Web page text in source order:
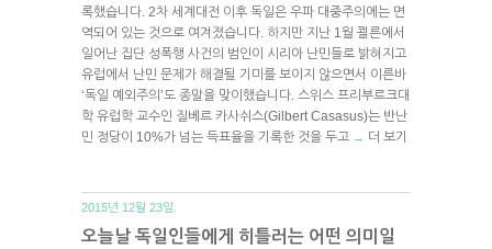
록했습니다. 2차 세계대전 이후 독일은 우파 대중주의에는 면
역되어 있는 것으로 여겨졌습니다. 하지만 지난 1월 쾰른에서
일어난 집단 성폭행 사건의 범인이 시리아 난민들로 밝혀지고
유럽에서 난민 문제가 해결될 기미를 보이지 않으면서 이른바
‘독일 예외주의’도 종말을 맞이했습니다. 스위스 프리부르크대
학 유럽학 교수인 질베르 카사쉬스(Gilbert Casasus)는 반난
민 정당이 10%가 넘는 득표율을 기록한 것을 두고 → 더 보기
2015년 12월 23일.
오늘날 독일인들에게 히틀러는 어떤 의미일